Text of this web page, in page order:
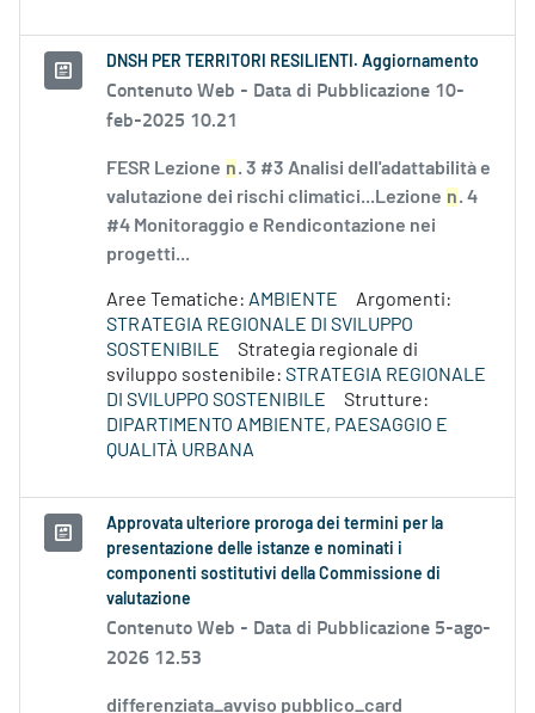
DNSH PER TERRITORI RESILIENTI. Aggiornamento
Contenuto Web - Data di Pubblicazione 10-
feb-2025 10.21
FESR Lezione n. 3 #3 Analisi dell'adattabilità e
valutazione dei rischi climatici...Lezione n. 4
#4 Monitoraggio e Rendicontazione nei
progetti...
Aree Tematiche: AMBIENTE
Argomenti:
STRATEGIA REGIONALE DI SVILUPPO
SOSTENIBILE
Strategia regionale di
sviluppo sostenibile: STRATEGIA REGIONALE
DI SVILUPPO SOSTENIBILE
Strutture:
DIPARTIMENTO AMBIENTE, PAESAGGIO E
QUALITÀ URBANA
Approvata ulteriore proroga dei termini per la
presentazione delle istanze e nominati i
componenti sostitutivi della Commissione di
valutazione
Contenuto Web - Data di Pubblicazione 5-ago-
2026 12.53
differenziata_avviso pubblico_card